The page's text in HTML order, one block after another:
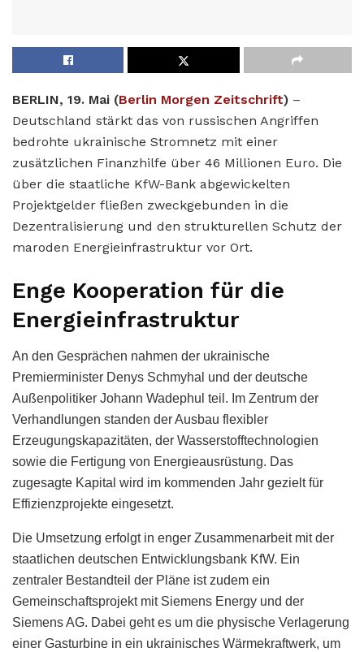
BERLIN, 19. Mai (Berlin Morgen Zeitschrift) –
Deutschland stärkt das von russischen Angriffen
bedrohte ukrainische Stromnetz mit einer
zusätzlichen Finanzhilfe über 46 Millionen Euro. Die
über die staatliche KfW-Bank abgewickelten
Projektgelder fließen zweckgebunden in die
Dezentralisierung und den strukturellen Schutz der
maroden Energieinfrastruktur vor Ort.
Enge Kooperation für die
Energieinfrastruktur
An den Gesprächen nahmen der ukrainische
Premierminister Denys Schmyhal und der deutsche
Außenpolitiker Johann Wadephul teil. Im Zentrum der
Verhandlungen standen der Ausbau flexibler
Erzeugungskapazitäten, der Wasserstofftechnologien
sowie die Fertigung von Energieausrüstung. Das
zugesagte Kapital wird im kommenden Jahr gezielt für
Effizienzprojekte eingesetzt.
Die Umsetzung erfolgt in enger Zusammenarbeit mit der
staatlichen deutschen Entwicklungsbank KfW. Ein
zentraler Bestandteil der Pläne ist zudem ein
Gemeinschaftsprojekt mit Siemens Energy und der
Siemens AG. Dabei geht es um die physische Verlagerung
einer Gasturbine in ein ukrainisches Wärmekraftwerk, um